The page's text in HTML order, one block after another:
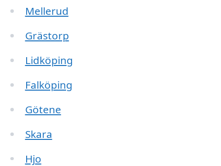
Mellerud
Grästorp
Lidköping
Falköping
Götene
Skara
Hjo